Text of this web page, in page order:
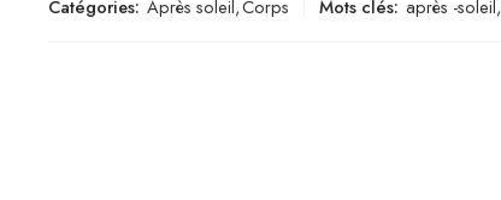
Catégories: Après soleil,Corps Mots clés: après -soleil,